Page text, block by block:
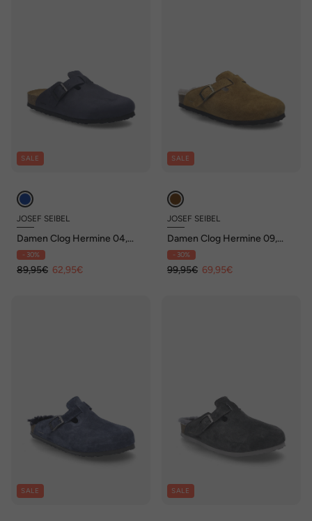
SALE
JOSEF SEIBEL
Damen Clog Hermine 04,
jeans
- 30%
89,95€ 62,95€
SALE
JOSEF SEIBEL
Damen Clog Hermine 09,
camel
- 30%
99,95€ 69,95€
SALE SALE